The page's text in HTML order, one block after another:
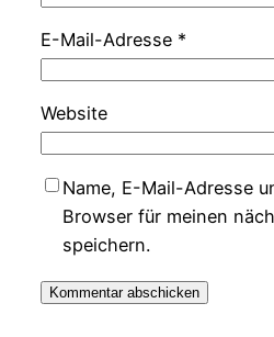
E-Mail-Adresse *
Website
Name, E-Mail-Adresse
Browser für meinen
speichern.